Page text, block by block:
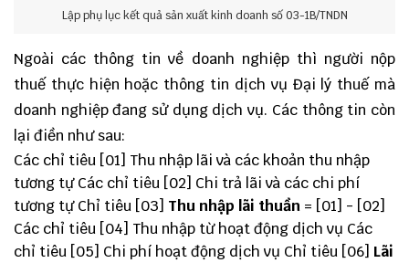
Lập phụ lục kết quả sản xuất kinh doanh số 03-1B/TNDN
Ngoài các thông tin về doanh nghiệp thì người nộp
thuế thực hiện hoặc thông tin dịch vụ Đại lý thuế mà
doanh nghiệp đang sử dụng dịch vụ. Các thông tin còn
lại điền như sau:
Các chỉ tiêu [01] Thu nhập lãi và các khoản thu nhập
tương tự Các chỉ tiêu [02] Chi trả lãi và các chi phí
tương tự Chỉ tiêu [03] Thu nhập lãi thuần = [01] - [02]
Các chỉ tiêu [04] Thu nhập từ hoạt động dịch vụ Các
chỉ tiêu [05] Chi phí hoạt động dịch vụ Chỉ tiêu [06] Lãi